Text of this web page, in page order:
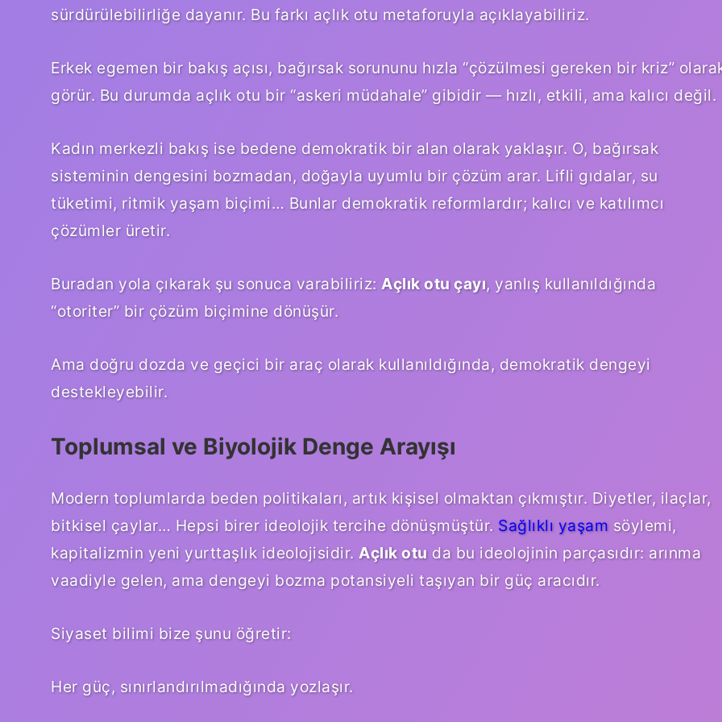
sürdürülebilirliğe dayanır. Bu farkı açlık otu metaforuyla açıklayabiliriz.
Erkek egemen bir bakış açısı, bağırsak sorununu hızla “çözülmesi gereken bir kriz”
görür. Bu durumda açlık otu bir “askeri müdahale” gibidir — hızlı, etkili, ama kalıcı değil.
Kadın merkezli bakış ise bedene demokratik bir alan olarak yaklaşır. O, bağırsak
sisteminin dengesini bozmadan, doğayla uyumlu bir çözüm arar. Lifli gıdalar, su
tüketimi, ritmik yaşam biçimi… Bunlar demokratik reformlardır; kalıcı ve katılımcı
çözümler üretir.
Buradan yola çıkarak şu sonuca varabiliriz: Açlık otu çayı, yanlış kullanıldığında
“otoriter” bir çözüm biçimine dönüşür.
Ama doğru dozda ve geçici bir araç olarak kullanıldığında, demokratik dengeyi
destekleyebilir.
Toplumsal ve Biyolojik Denge Arayışı
Modern toplumlarda beden politikaları, artık kişisel olmaktan çıkmıştır. Diyetler, ilaçlar,
bitkisel çaylar… Hepsi birer ideolojik tercihe dönüşmüştür. Sağlıklı yaşam söylemi,
kapitalizmin yeni yurttaşlık ideolojisidir. Açlık otuda bu ideolojinin parçasıdır: arınma
vaadiyle gelen, ama dengeyi bozma potansiyeli taşıyan bir güç aracıdır.
Siyaset bilimi bize şunu öğretir:
Her güç, sınırlandırılmadığında yozlaşır.